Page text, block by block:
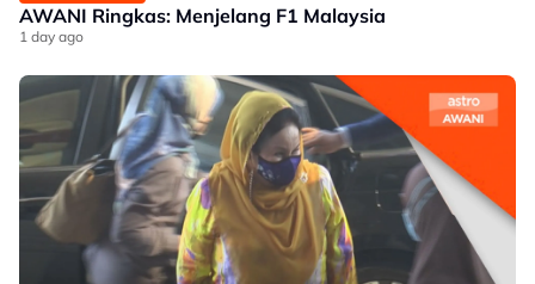
AWANI Ringkas: Menjelang F1 Malaysia
1 day ago